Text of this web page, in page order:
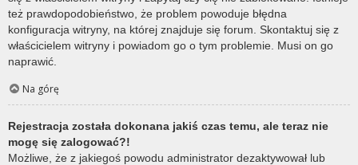
też prawdopodobieństwo, że problem powoduje błędna
konfiguracja witryny, na której znajduje się forum. Skontaktuj się z
właścicielem witryny i powiadom go o tym problemie. Musi on go
naprawić.
Na górę
Rejestracja została dokonana jakiś czas temu, ale teraz nie
mogę się zalogować?!
Możliwe, że z jakiegoś powodu administrator dezaktywował lub